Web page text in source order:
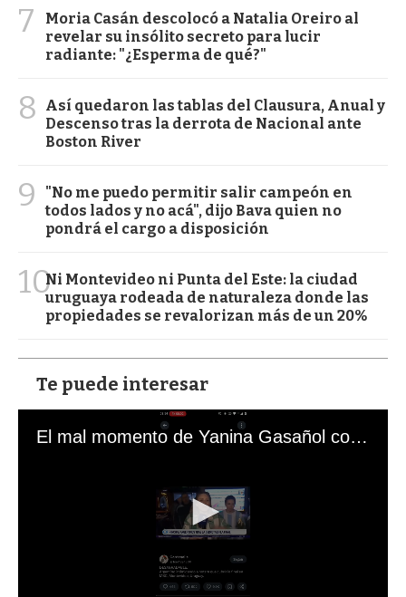
7
Moria Casán descolocó a Natalia Oreiro al
revelar su insólito secreto para lucir
radiante: "¿Esperma de qué?"
8
Así quedaron las tablas del Clausura, Anual y
Descenso tras la derrota de Nacional ante
Boston River
9
"No me puedo permitir salir campeón en
todos lados y no acá", dijo Bava quien no
pondrá el cargo a disposición
10Ni Montevideo ni Punta del Este: la ciudad
uruguaya rodeada de naturaleza donde las
propiedades se revalorizan más de un 20%
Te puede interesar
El mal momento de Yanina Gasañol con un hincha argentino en "Subrayado"